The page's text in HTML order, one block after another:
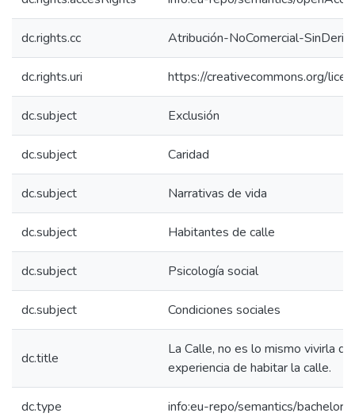
dc.rights.cc Atribución-NoComercial-
dc.rights.uri https://creativecommons.org/
dc.subject Exclusión
dc.subject Caridad
dc.subject Narrativas de vida
dc.subject Habitantes de calle
dc.subject Psicología social
dc.subject Condiciones sociales
dc.title
La Calle, no es lo mismo vivirla
experiencia de habitar la calle.
dc.type info:eu-repo/semantics/